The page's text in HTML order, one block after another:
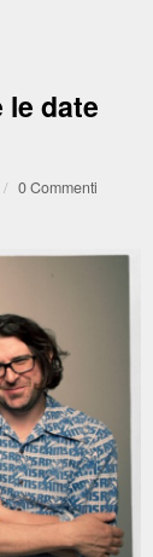
date
/ 0 Commenti